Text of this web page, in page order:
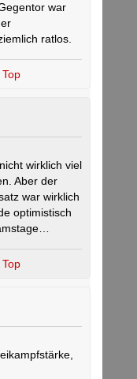
war
ratlos.
wirklich viel
Aber der
war wirklich
optimistisch